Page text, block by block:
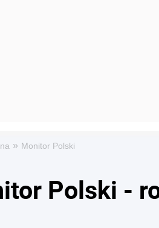
» Monitor Polski
Polski -